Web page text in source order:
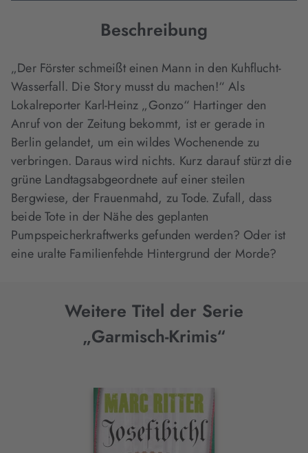
Beschreibung
„Der Förster schmeißt einen Mann in den Kuhflucht-
Wasserfall. Die Story musst du machen!“ Als
Lokalreporter Karl-Heinz „Gonzo“ Hartinger den
Anruf von der Zeitung bekommt, ist er gerade in
Berlin gelandet, um ein wildes Wochenende zu
verbringen. Daraus wird nichts. Kurz darauf stürzt die
grüne Landtagsabgeordnete auf einer steilen
Bergwiese, der Frauenmahd, zu Tode. Zufall, dass
beide Tote in der Nähe des geplanten
Pumpspeicherkraftwerks gefunden werden? Oder ist
eine uralte Familienfehde Hintergrund der Morde?
Weitere Titel der Serie
„Garmisch-Krimis“
Interaktives